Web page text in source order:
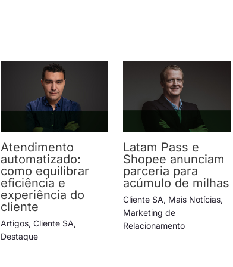
Atendimento
automatizado:
como equilibrar
eficiência e
experiência do
cliente
Artigos, Cliente SA,
Destaque
Latam Pass e
Shopee anunciam
parceria para
acúmulo de milhas
Cliente SA, Mais Notícias,
Marketing de
Relacionamento